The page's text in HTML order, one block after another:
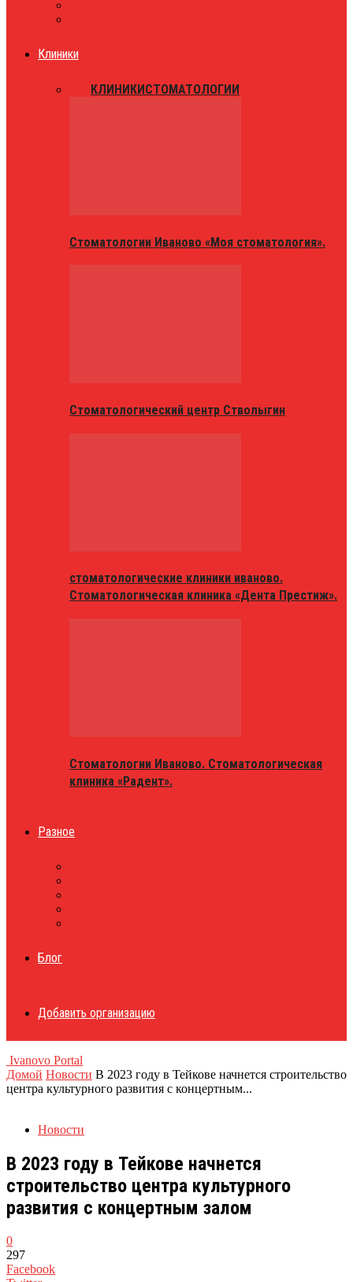
Клиники
КЛИНИКИСТОМАТОЛОГИИ
Стоматологии Иваново «Моя стоматология».
Стоматологический центр Стволыгин
стоматологические клиники иваново.
Стоматологическая клиника «Дента Престиж».
Стоматологии Иваново. Стоматологическая
клиника «Радент».
Разное
Блог
Добавить организацию
Ivanovo Portal
Домой Новости В 2023 году в Тейкове начнется строительство
центра культурного развития с концертным...
Новости
В 2023 году в Тейкове начнется
строительство центра культурного
развития с концертным залом
0
297
Facebook